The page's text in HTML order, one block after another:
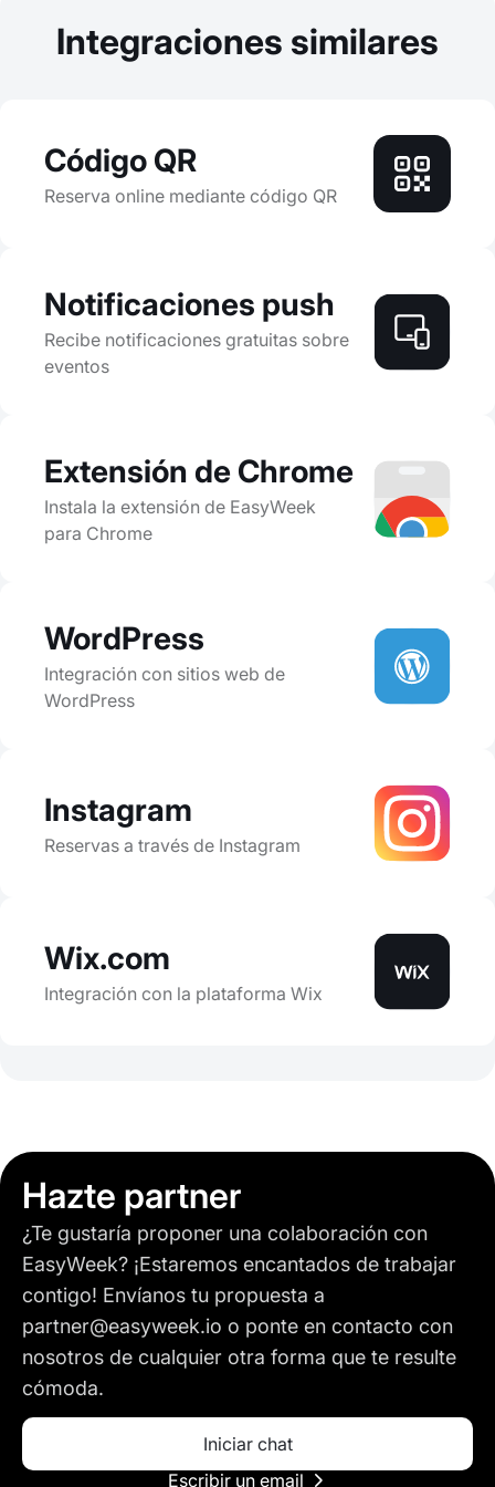
Integraciones similares
Código QR
Reserva online mediante código QR
Notificaciones push
Recibe notificaciones gratuitas sobre
eventos
Extensión de Chrome
Instala la extensión de EasyWeek
para Chrome
WordPress
Integración con sitios web de
WordPress
Instagram
Reservas a través de Instagram
Wix.com
Integración con la plataforma Wix
Hazte partner
¿Te gustaría proponer una colaboración con
EasyWeek? ¡Estaremos encantados de trabajar
contigo! Envíanos tu propuesta a
partner@easyweek.io o ponte en contacto con
nosotros de cualquier otra forma que te resulte
cómoda.
Iniciar chat
Escribir un email